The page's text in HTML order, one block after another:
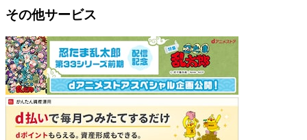
その他サービス